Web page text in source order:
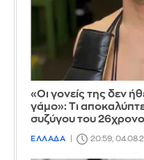
«Οι γονείς της δεν
γάμο»: Τι
συζύγου του
ΕΛΛΑΔΑ 20:59,